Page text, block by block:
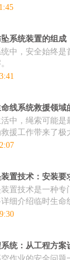
系统装置的组成
中，安全始终
线系统救援领域
中，绳索可能
援工作带来了极
置技术：安装要
置技术是一种
细介绍临时生命
统：从工程方